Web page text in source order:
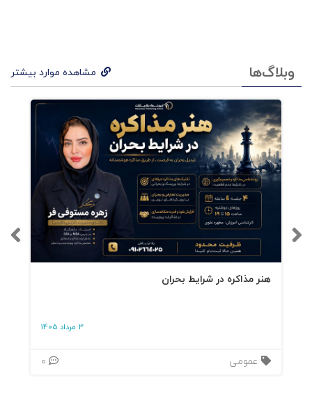
وبلاگ‌ها مشاهده موارد بیشتر
هنر مذاکره در شرایط بحران
3 مرداد 1405
عمومی